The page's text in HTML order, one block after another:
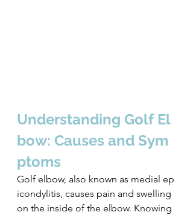
Understanding Golf El
bow: Causes and Sym
ptoms
Golf elbow, also known as medial ep
icondylitis, causes pain and swelling
on the inside of the elbow. Knowing